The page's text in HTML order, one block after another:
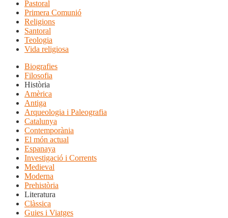
Pastoral
Primera Comunió
Religions
Santoral
Teologia
Vida religiosa
Biografies
Filosofia
Història
Amèrica
Antiga
Arqueologia i Paleografia
Catalunya
Contemporània
El món actual
Espanaya
Investigació i Corrents
Medieval
Moderna
Prehistòria
Literatura
Clàssica
Guies i Viatges